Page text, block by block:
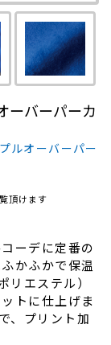
ーバーパーカ
ルオーバーパー
頂けます
ーデに定番の
かふかで保温
エステル）
トに仕上げま
、プリント加